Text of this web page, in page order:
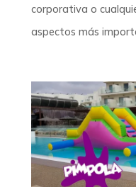
corporativa o
aspectos más